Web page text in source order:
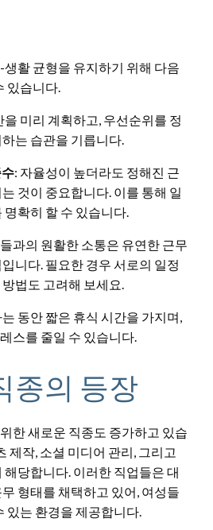
활 균형을 유지하기 위해 다음
있습니다.
을 미리 계획하고, 우선순위를 정
는 습관을 기릅니다.
: 자율성이 높더라도 정해진 근
것이 중요합니다. 이를 통해 일
확히 할 수 있습니다.
과의 원활한 소통은 유연한 근무
니다. 필요한 경우 서로의 일정
법도 고려해 보세요.
동안 짧은 휴식 시간을 가지며,
스를 줄일 수 있습니다.
종의 등장
한 새로운 직종도 증가하고 있습
제작, 소셜 미디어 관리, 그리고
해당합니다. 이러한 직업들은 대
형태를 채택하고 있어, 여성들
있는 환경을 제공합니다.